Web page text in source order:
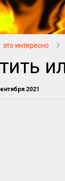
это интересно
2021